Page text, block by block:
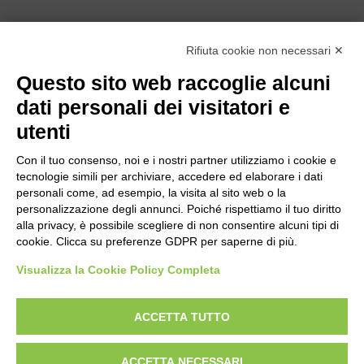
Bogliano Srl
Borgo San Martino 44, 12060 Pocapaglia CN
Fax: 0172-487399
Rifiuta cookie non necessari ✕
Questo sito web raccoglie alcuni
dati personali dei visitatori e
utenti
Con il tuo consenso, noi e i nostri partner utilizziamo i cookie e
tecnologie simili per archiviare, accedere ed elaborare i dati
personali come, ad esempio, la visita al sito web o la
personalizzazione degli annunci. Poiché rispettiamo il tuo diritto
alla privacy, è possibile scegliere di non consentire alcuni tipi di
cookie. Clicca su preferenze GDPR per saperne di più.
Visualizza la Cookie Policy Completa
ACCETTA TUTTO
ACCETTA NECESSARI